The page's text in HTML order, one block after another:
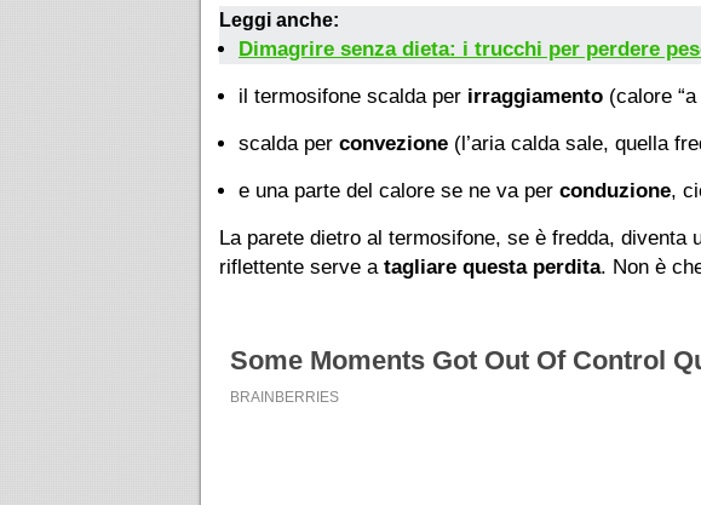
Leggi anche:
Dimagrire senza dieta: i trucchi per perdere
il termosifone scalda per irraggiamento (calore
scalda per convezione (l’aria calda sale, quella
e una parte del calore se ne va per conduzione,
La parete dietro al termosifone, se è fredda, diventa
riflettente serve a tagliare questa perdita. Non è